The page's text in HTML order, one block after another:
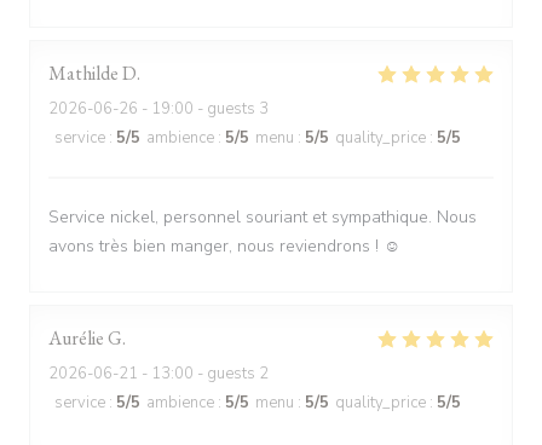
MathildeD
2026-06-26 - 19:00 - guests 3
service : 5/5 ambience : 5/5 menu : 5/5 quality_price : 5/5
Service nickel, personnel souriant et sympathique. Nous
avons très bien manger, nous reviendrons ! ☺️
AurélieG
2026-06-21 - 13:00 - guests 2
service : 5/5 ambience : 5/5 menu : 5/5 quality_price : 5/5